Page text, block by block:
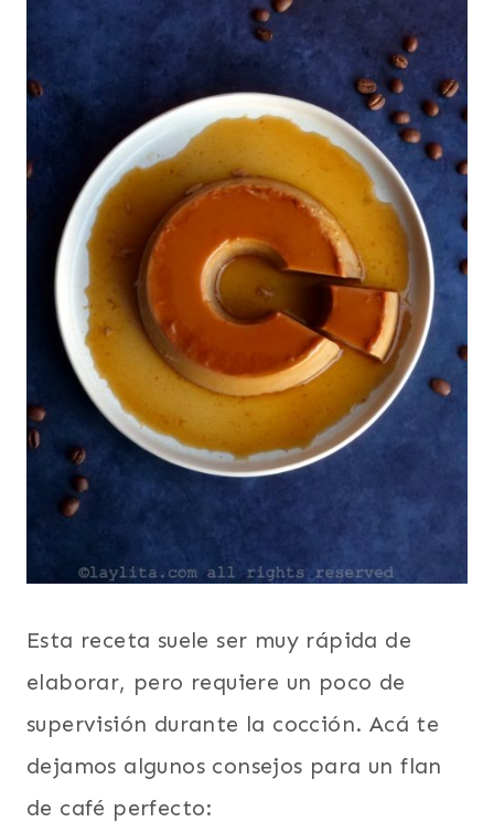
Esta receta suele ser muy rápida de
elaborar, pero requiere un poco de
supervisión durante la cocción. Acá te
dejamos algunos consejos para un flan
de café perfecto: